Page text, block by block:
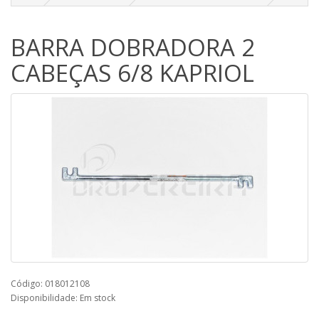
BARRA DOBRADORA 2
CABEÇAS 6/8 KAPRIOL
Código: 018012108
Disponibilidade: Em stock